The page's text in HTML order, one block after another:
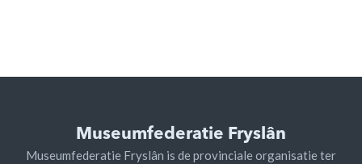
Museumfederatie Fryslân
Museumfederatie Fryslân is de provinciale organisatie ter